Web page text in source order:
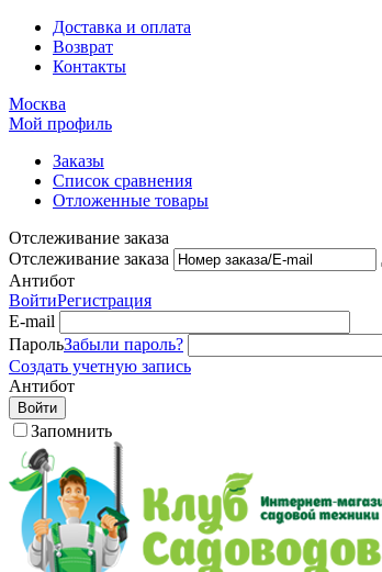
Доставка и оплата
Возврат
Контакты
Москва
Мой профиль
Заказы
Список сравнения
Отложенные товары
Отслеживание заказа
Отслеживание заказа
Антибот
ВойтиРегистрация
E-mail
ПарольЗабыли пароль?
Создать учетную запись
Антибот
Войти
Запомнить